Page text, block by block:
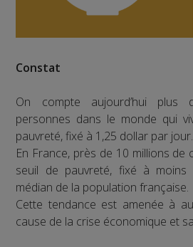
Constat
On compte aujourd’hui
personnes dans le monde qui
pauvreté, fixé à 1,25 dollar par jour.
En France, près de 10 millions de
seuil de pauvreté, fixé à
médian de la population française.
Cette tendance est amenée à
cause de la crise économique et